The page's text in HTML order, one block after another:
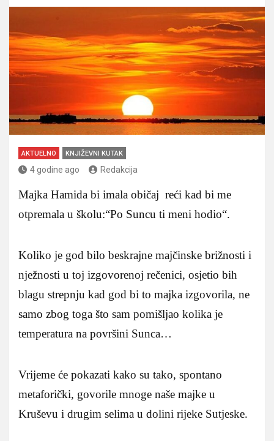
AKTUELNO KNJIŽEVNI KUTAK
4 godine ago Redakcija
Majka Hamida bi imala običaj reći kad bi me
otpremala u školu:“Po Suncu ti meni hodio“.
Koliko je god bilo beskrajne majčinske brižnosti i
nježnosti u toj izgovorenoj rečenici, osjetio bih
blagu strepnju kad god bi to majka izgovorila, ne
samo zbog toga što sam pomišljao kolika je
temperatura na površini Sunca…
Vrijeme će pokazati kako su tako, spontano
metaforički, govorile mnoge naše majke u
Kruševu i drugim selima u dolini rijeke Sutjeske.